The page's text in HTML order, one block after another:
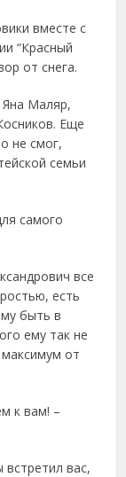
вместе с
“Красный
от снега.
Маляр,
Еще
не смог,
семьи
самого
все
есть
быть в
ему так не
от
к вам! –
вас,